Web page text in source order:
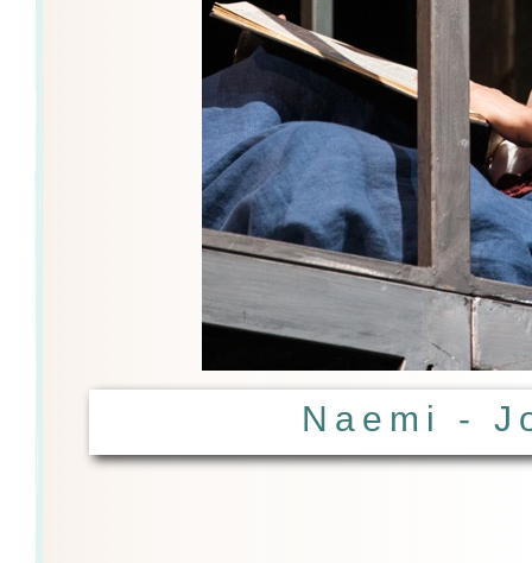
Naemi -